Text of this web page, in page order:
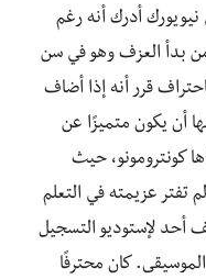
نيويورك أدرك أنه رغم
بدأ العزف وهو في سن
قرر أنه إذا أضاف
أن يكون متميزًا عن
كونترومونو، حيث
تفتر عزيمته في التعلم
أحد لإستوديو التسجيل
كان محترفًا